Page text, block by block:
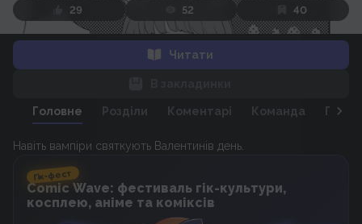
29 52 40
Читати
Головне Розділи Коментарі Команда
Навіть вампіри святкують Валентинів день.
Гік-фест
Comic Wave: фестиваль гік-культури,
косплею, аніме та коміксів